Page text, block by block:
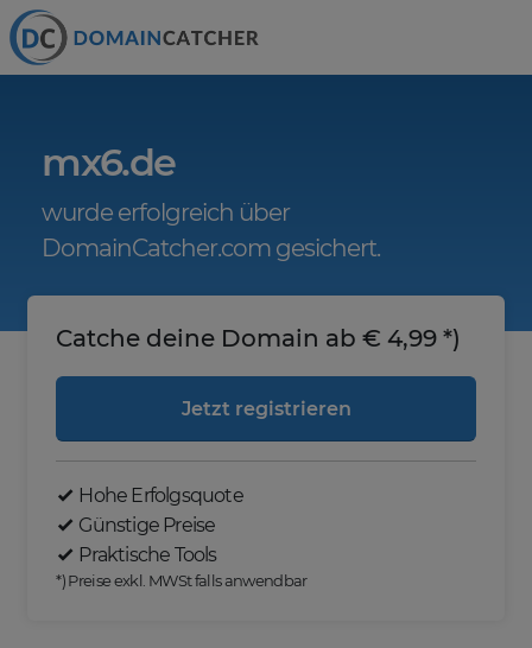
mx6.de
wurde erfolgreich über
DomainCatcher.com gesichert.
Catche deine Domain ab € 4,99 *)
Jetzt registrieren
Hohe Erfolgsquote
Günstige Preise
Praktische Tools
*) Preise exkl. MWSt falls anwendbar